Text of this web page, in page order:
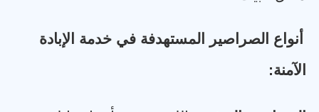
أنواع الصراصير المستهدفة في خدمة الإبادة
الآمنة: